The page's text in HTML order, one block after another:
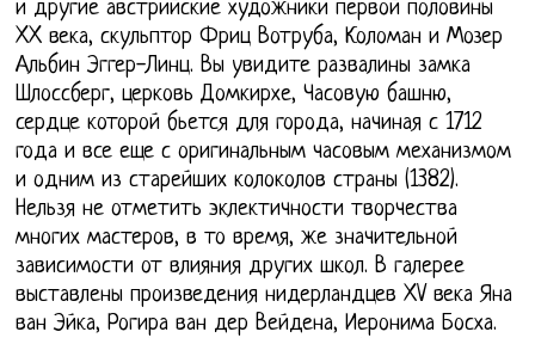
и другие австрийские художники первой половины
XX века, скульптор Фриц Вотруба, Коломан и Мозер
Альбин Эггер-Линц. Вы увидите развалины замка
Шлоссберг, церковь Домкирхе, Часовую башню,
сердце которой бьется для города, начиная с 1712
года и все еще с оригинальным часовым механизмом
и одним из старейших колоколов страны (1382).
Нельзя не отметить эклектичности творчества
многих мастеров, в то время, же значительной
зависимости от влияния других школ. В галерее
выставлены произведения нидерландцев XV века Яна
ван Эйка, Рогира ван дер Вейдена, Иеронима Босха.